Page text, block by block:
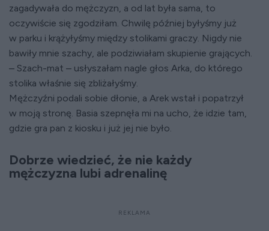
zagadywała do mężczyzn, a od lat była sama, to
oczywiście się zgodziłam. Chwilę później byłyśmy już
w parku i krążyłyśmy między stolikami graczy. Nigdy nie
bawiły mnie szachy, ale podziwiałam skupienie grających.
– Szach-mat – usłyszałam nagle głos Arka, do którego
stolika właśnie się zbliżałyśmy.
Mężczyźni podali sobie dłonie, a Arek wstał i popatrzył
w moją stronę. Basia szepnęła mi na ucho, że idzie tam,
gdzie gra pan z kiosku i już jej nie było.
Dobrze wiedzieć, że nie każdy
mężczyzna lubi adrenalinę